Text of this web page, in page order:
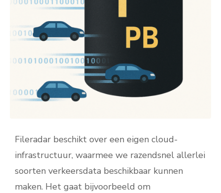
Fileradar beschikt over een eigen cloud-
infrastructuur, waarmee we razendsnel allerlei
soorten verkeersdata beschikbaar kunnen
maken. Het gaat bijvoorbeeld om